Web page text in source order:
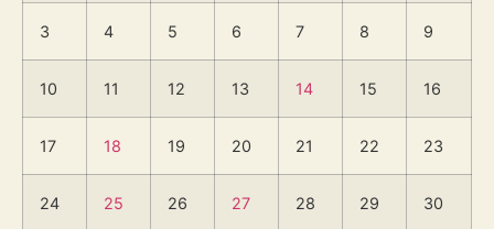
3 4 5 6 7 8 9
10 11 12 13 14 15 16
17 18 19 20 21 22 23
24 25 26 27 28 29 30